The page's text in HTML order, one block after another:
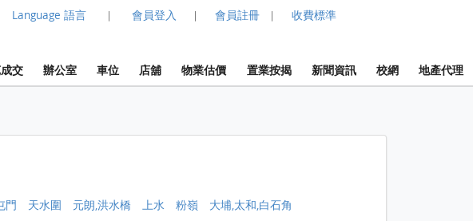
Language 語言 | 會員登入 | 會員註冊 | 收費標準
交 辦公室 車位 店舖 物業估價 置業按揭 新聞資訊 校網 地產代理
門 天水圍 元朗,洪水橋 上水 粉嶺
大埔,太和,白石角